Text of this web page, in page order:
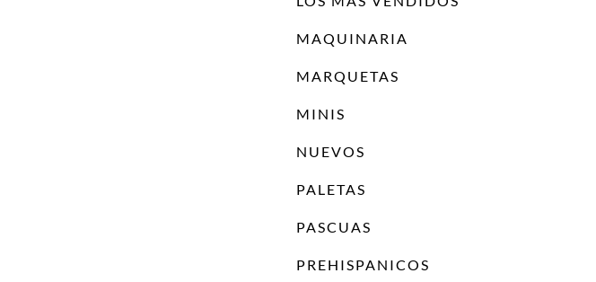
MAQUINARIA
MARQUETAS
MINIS
NUEVOS
PALETAS
PASCUAS
PREHISPANICOS